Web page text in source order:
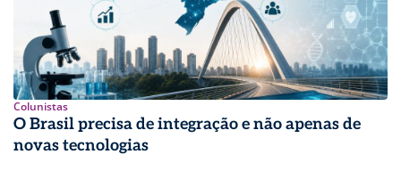
Colunistas
O Brasil precisa de integração e não apenas de
novas tecnologias